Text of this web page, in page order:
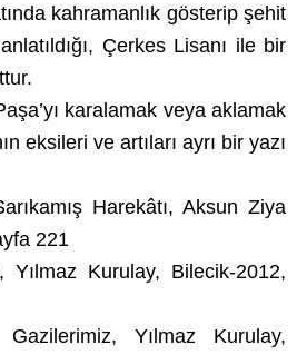
kahramanlık gösterip şehit
Çerkes Lisanı ile bir
karalamak veya aklamak
eksileri ve artıları ayrı bir yazı
Harekâtı, Aksun Ziya
221
Yılmaz Kurulay, Bilecik-2012,
Yılmaz Kurulay,